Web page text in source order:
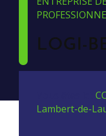
LOGI-
Lambert-de-